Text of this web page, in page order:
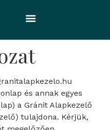
és annak egyes
a Gránit Alapkezelő
tulajdona. Kérjük,